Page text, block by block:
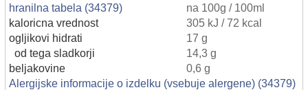
hranilna tabela (34379)
na 100g / 100ml
kaloricna vrednost
305 kJ / 72 kcal
ogljikovi hidrati
17 g
od tega sladkorji
14,3 g
beljakovine
0,6 g
Alergijske informacije o izdelku (vsebuje alergene) (34379)